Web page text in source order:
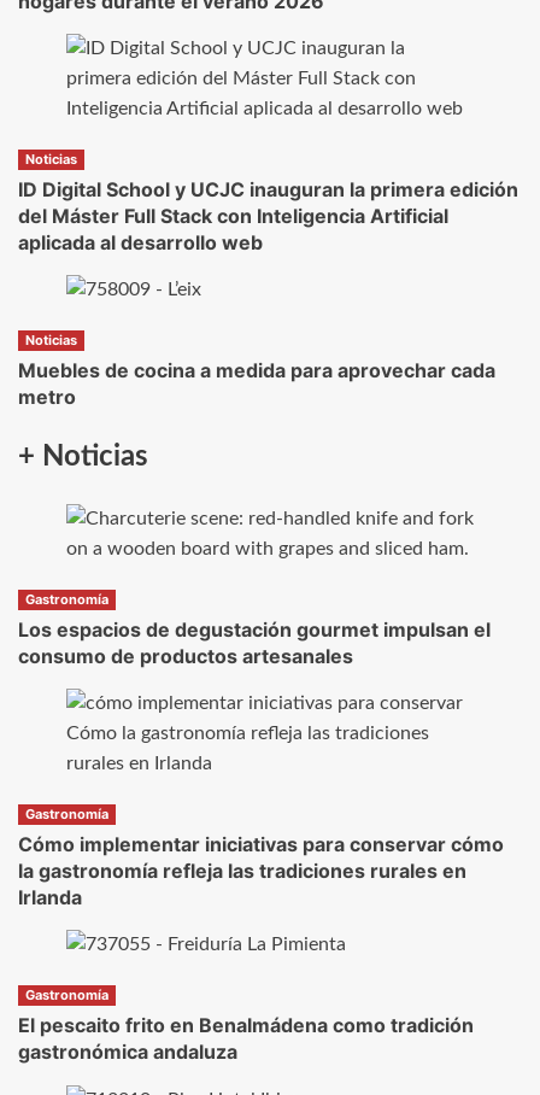
Noticias
ID Digital School y UCJC inauguran la primera edición
del Máster Full Stack con Inteligencia Artificial
aplicada al desarrollo web
Noticias
Muebles de cocina a medida para aprovechar cada
metro
+ Noticias
Gastronomía
Los espacios de degustación gourmet impulsan el
consumo de productos artesanales
Gastronomía
Cómo implementar iniciativas para conservar cómo
la gastronomía refleja las tradiciones rurales en
Irlanda
Gastronomía
El pescaito frito en Benalmádena como tradición
gastronómica andaluza